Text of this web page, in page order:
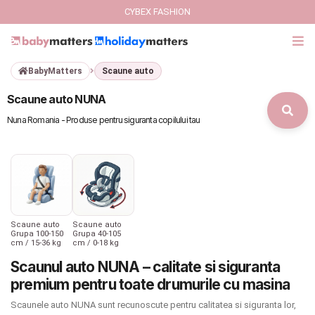
GIFT CARD
Branduri
CARUCIOARE COPII
SCOICI AUTO
CYBEX FASHION
BabyMatters Scaune auto
Scaune auto NUNA
Nuna Romania - Produse pentru siguranta copilului tau
Scaune auto
Grupa 100-150
cm / 15-36 kg
Scaune auto
Grupa 40-105
cm / 0-18 kg
Scaunul auto NUNA – calitate si siguranta
premium pentru toate drumurile cu masina
Scaunele auto NUNA sunt recunoscute pentru calitatea si siguranta lor,